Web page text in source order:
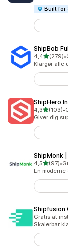
Built for
ShipBob
4,4ud af 5
(279)
279 •
Klargør alle
ShipHero
4,3ud af 5
(103)
103 •
Giver dig
ShipMonk
4,5ud af 5
(97)
97 •
En
Shipfusion
Gratis at
Skalerbar